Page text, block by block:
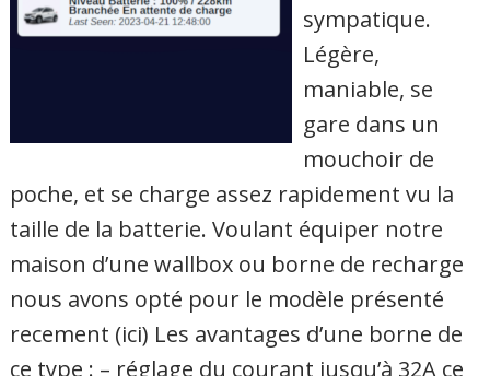
sympatique.
Légère,
maniable, se
gare dans un
mouchoir de
poche, et se charge assez rapidement vu la
taille de la batterie. Voulant équiper notre
maison d’une wallbox ou borne de recharge
nous avons opté pour le modèle présenté
recement (ici) Les avantages d’une borne de
ce type : – réglage du courant jusqu’à 32A ce